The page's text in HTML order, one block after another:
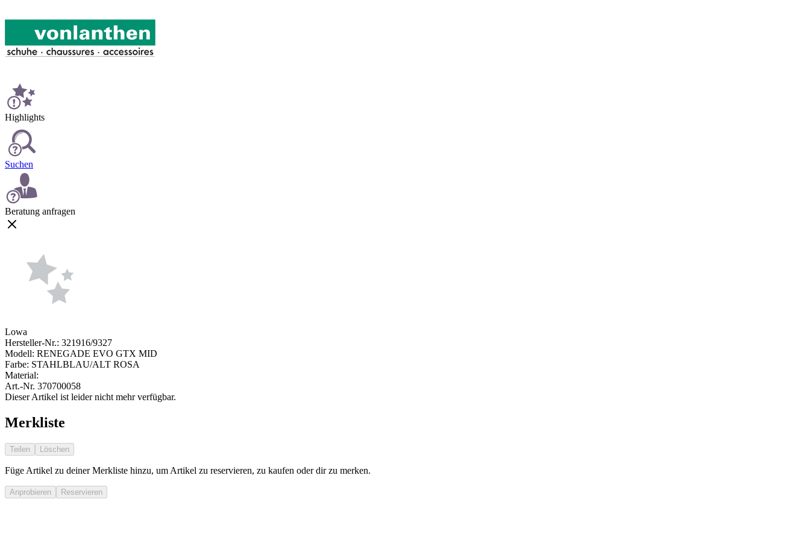
Highlights
Suchen
Beratung anfragen
Lowa
Hersteller-Nr.: 321916/9327
Modell: RENEGADE EVO GTX MID
Farbe: STAHLBLAU/ALT ROSA
Material:
Art.-Nr. 370700058
Dieser Artikel ist leider nicht mehr verfügbar.
Merkliste
Teilen Löschen
Füge Artikel zu deiner Merkliste hinzu, um Artikel zu reservieren, zu kaufen oder dir zu merken.
Anprobieren Reservieren